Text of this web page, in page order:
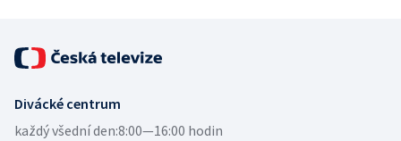
Divácké centrum
každý všední den:8:00—16:00 hodin